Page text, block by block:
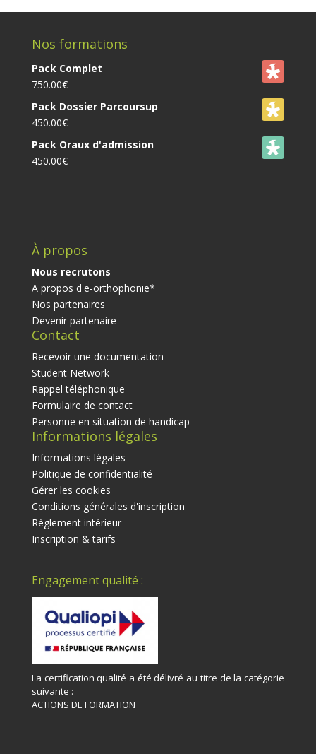
Nos formations
Pack Complet
750.00€
Pack Dossier Parcoursup
450.00€
Pack Oraux d'admission
450.00€
À propos
Nous recrutons
A propos d'e-orthophonie*
Nos partenaires
Devenir partenaire
Contact
Recevoir une documentation
Student Network
Rappel téléphonique
Formulaire de contact
Personne en situation de handicap
Informations légales
Informations légales
Politique de confidentialité
Gérer les cookies
Conditions générales d'inscription
Règlement intérieur
Inscription & tarifs
Engagement qualité :
La certification qualité a été délivré au titre de la catégorie
suivante :
ACTIONS DE FORMATION